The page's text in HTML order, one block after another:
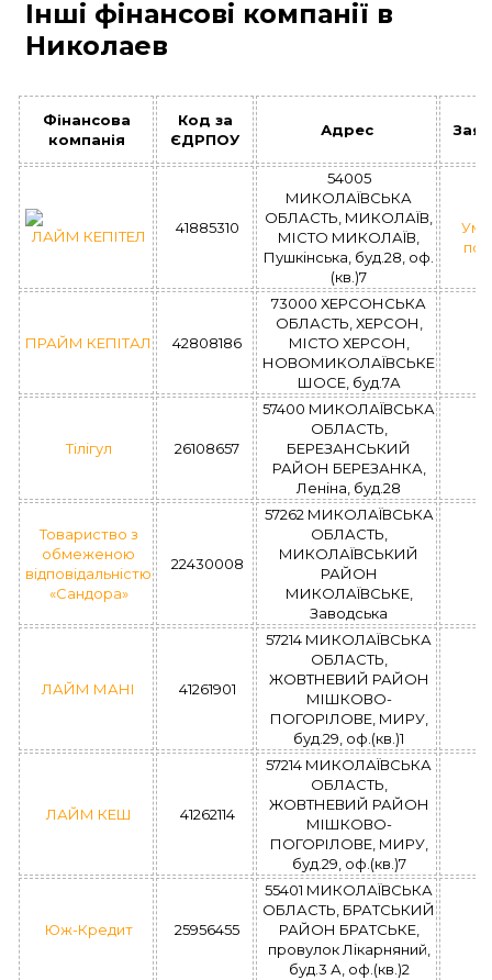
Інші фінансові компанії в
Николаев
Фінансова
компанія
Код за
ЄДРПОУ
Адрес
ЛАЙМ КЕПІТЕЛ 41885310
54005
МИКОЛАЇВСЬКА
ОБЛАСТЬ, МИКОЛАЇВ,
МІСТО МИКОЛАЇВ,
Пушкінська, буд.28, оф.
(кв.)7
ПРАЙМ КЕПІТАЛ 42808186
73000 ХЕРСОНСЬКА
ОБЛАСТЬ, ХЕРСОН,
МІСТО ХЕРСОН,
НОВОМИКОЛАЇВСЬКЕ
ШОСЕ, буд.7А
Тілігул 26108657
57400 МИКОЛАЇВСЬКА
ОБЛАСТЬ,
БЕРЕЗАНСЬКИЙ
РАЙОН БЕРЕЗАНКА,
Леніна, буд.28
Товариство з
обмеженою
відповідальністю
«Сандора»
22430008
57262 МИКОЛАЇВСЬКА
ОБЛАСТЬ,
МИКОЛАЇВСЬКИЙ
РАЙОН
МИКОЛАЇВСЬКЕ,
Заводська
ЛАЙМ МАНІ 41261901
57214 МИКОЛАЇВСЬКА
ОБЛАСТЬ,
ЖОВТНЕВИЙ РАЙОН
МІШКОВО-
ПОГОРІЛОВЕ, МИРУ,
буд.29, оф.(кв.)1
ЛАЙМ КЕШ 41262114
57214 МИКОЛАЇВСЬКА
ОБЛАСТЬ,
ЖОВТНЕВИЙ РАЙОН
МІШКОВО-
ПОГОРІЛОВЕ, МИРУ,
буд.29, оф.(кв.)7
Юж-Кредит 25956455
55401 МИКОЛАЇВСЬКА
ОБЛАСТЬ, БРАТСЬКИЙ
РАЙОН БРАТСЬКЕ,
провулок Лікарняний,
буд.3 А, оф.(кв.)2